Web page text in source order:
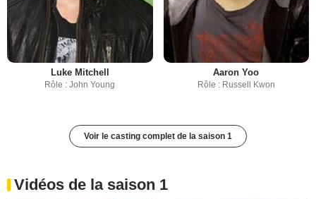
Luke Mitchell
Rôle : John Young
Aaron Yoo
Rôle : Russell Kwon
Voir le casting complet de la saison 1
Vidéos de la saison 1